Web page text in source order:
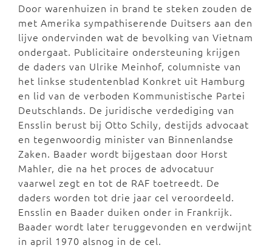
Door warenhuizen in brand te steken zouden de
met Amerika sympathiserende Duitsers aan den
lijve ondervinden wat de bevolking van Vietnam
ondergaat. Publicitaire ondersteuning krijgen
de daders van Ulrike Meinhof, columniste van
het linkse studentenblad Konkret uit Hamburg
en lid van de verboden Kommunistische Partei
Deutschlands. De juridische verdediging van
Ensslin berust bij Otto Schily, destijds advocaat
en tegenwoordig minister van Binnenlandse
Zaken. Baader wordt bijgestaan door Horst
Mahler, die na het proces de advocatuur
vaarwel zegt en tot de RAF toetreedt. De
daders worden tot drie jaar cel veroordeeld.
Ensslin en Baader duiken onder in Frankrijk.
Baader wordt later teruggevonden en verdwijnt
in april 1970 alsnog in de cel.